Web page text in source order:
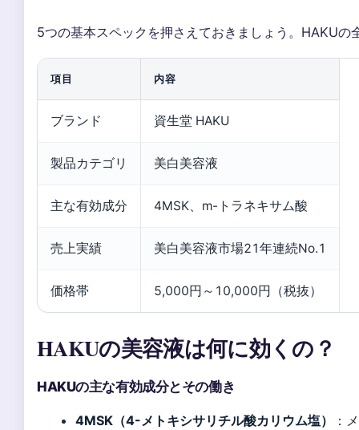
5つの基本スペックを押さえておきましょう。HAKUの
項目 内容
ブランド 資生堂 HAKU
製品カテゴリ 美白美容液
主な有効成分 4MSK、m-トラネキサム酸
売上実績 美白美容液市場21年連続No.1
価格帯 5,000円～10,000円（税抜）
HAKUの美容液は何に効くの？
HAKUの主な有効成分とその働き
4MSK（4-メトキシサリチル酸カリウム塩）
：